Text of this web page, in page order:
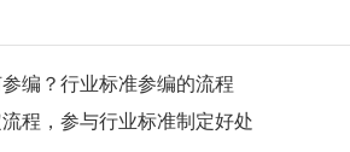
编？行业标准参编的流程
程，参与行业标准制定好处